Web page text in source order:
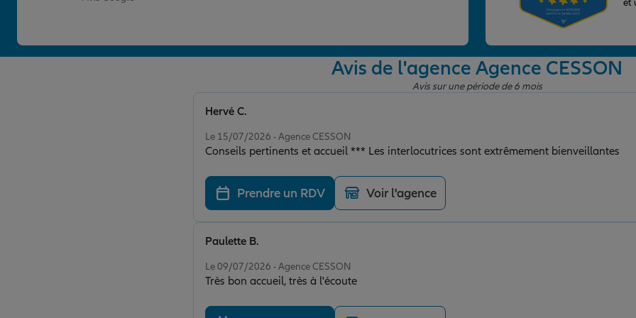
Avis de l'agence Agence CESSON
Avis sur une période de 6 mois
Le 15/07/2026 - Agence CESSON
Conseils pertinents et accueil *** Les interlocutrices sont extrêmement bienveillantes
Hervé C.
Prendre un RDV Voir l'agence
Le 09/07/2026 - Agence CESSON
Très bon accueil, très à l'écoute
Paulette B.